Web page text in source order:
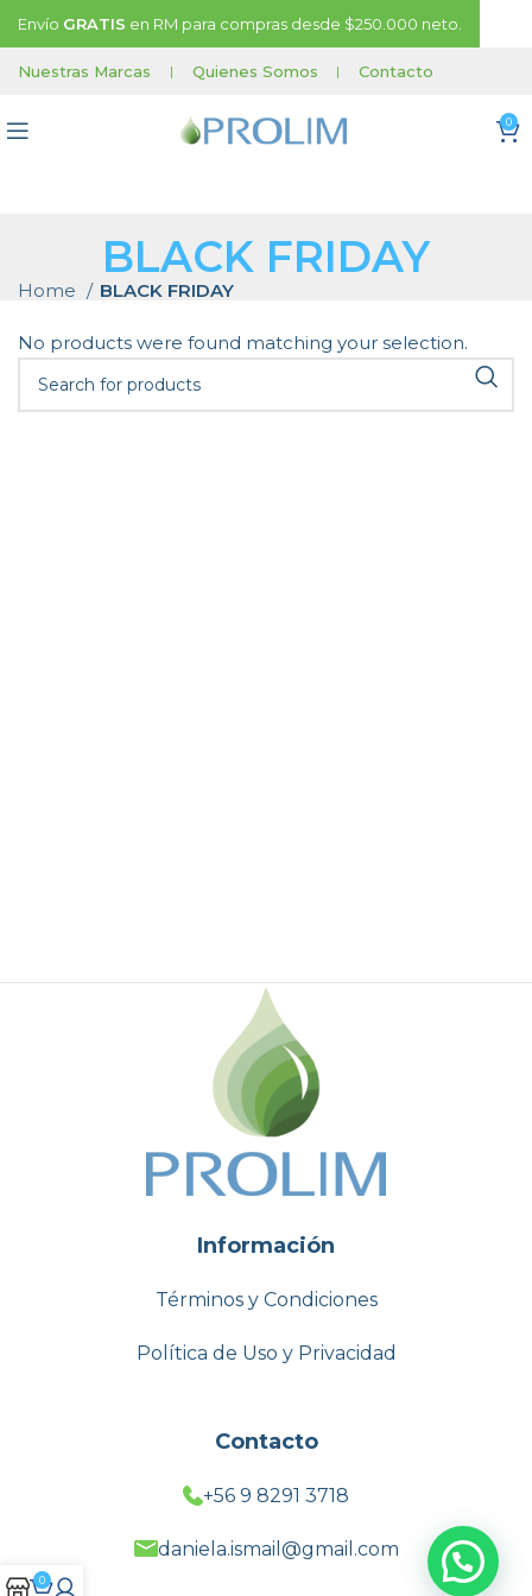
Nuestras Marcas | Quienes Somos | Contacto
0
BLACK FRIDAY
Home BLACK FRIDAY
No products were found matching your selection.
Información
Términos y Condiciones
Política de Uso y Privacidad
Contacto
+56 9 8291 3718
daniela.ismail@gmail.com
Envío GRATIS en RM para compras desde $250.000 neto.
0